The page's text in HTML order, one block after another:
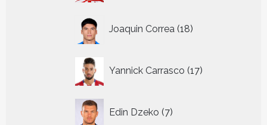
Joaquin Correa 18
producten
Yannick Carrasco 17
producten
Edin Dzeko 7
producten